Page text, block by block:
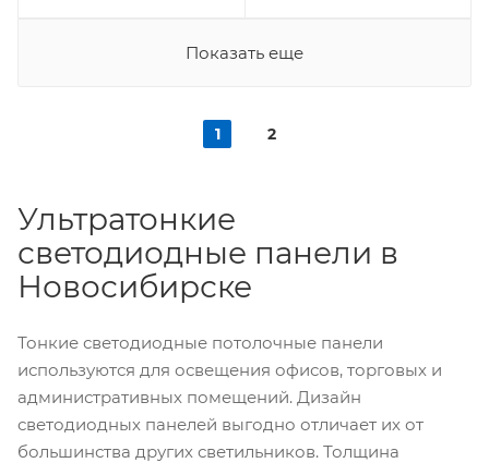
Показать еще
1 2
Ультратонкие
светодиодные панели в
Новосибирске
Тонкие светодиодные потолочные панели
используются для освещения офисов, торговых и
административных помещений. Дизайн
светодиодных панелей выгодно отличает их от
большинства других светильников. Толщина